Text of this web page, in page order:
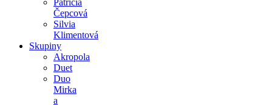
Čepcová
Silvia
Klimentová
Skupiny
Akropola
Duet
Duo
Mirka
a